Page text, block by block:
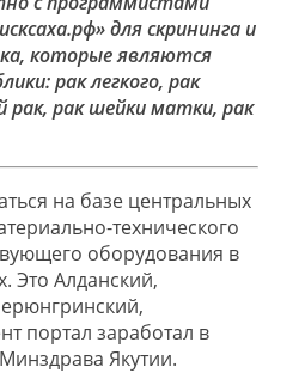
для скрининга и
которые являются
рак легкого, рак
рак, рак шейки матки, рак
на базе центральных
технического
оборудования в
Это Алданский,
портал заработал в
Якутии.